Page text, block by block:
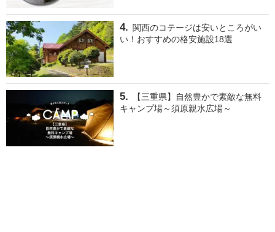
関西のコテージは安いところがい
い！おすすめの格安施設18選
【三重県】自然豊かで素敵な無料
キャンプ場～須原親水広場～